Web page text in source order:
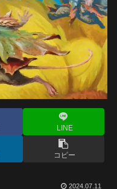
LINE
コピー
2024.07.11